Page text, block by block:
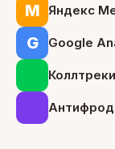
М Яндекс
G Google
Антифрод